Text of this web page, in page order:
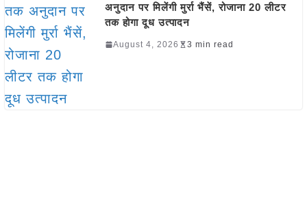
अनुदान पर मिलेंगी मुर्रा भैंसें, रोजाना 20 लीटर
तक होगा दूध उत्पादन
August 4, 2026 3 min read